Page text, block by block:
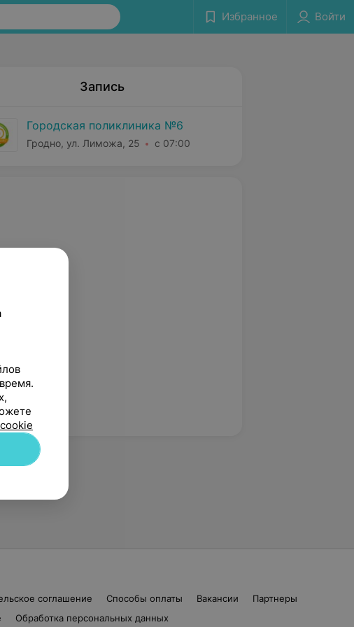
Избранное Войти
Запись
Городская поликлиника №6
Гродно, ул. Лиможа, 25 с 07:00
соглашение Способы оплаты Вакансии
Партнеры
Обработка персональных данных